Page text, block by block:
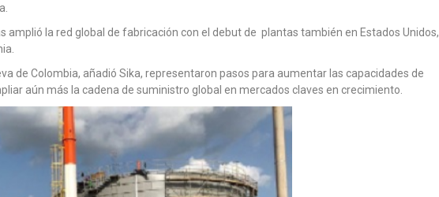
amplió la red global de fabricación con el debut de plantas también en Estados Unidos,
de Colombia, añadió Sika, representaron pasos para aumentar las capacidades de
aún más la cadena de suministro global en mercados claves en crecimiento.